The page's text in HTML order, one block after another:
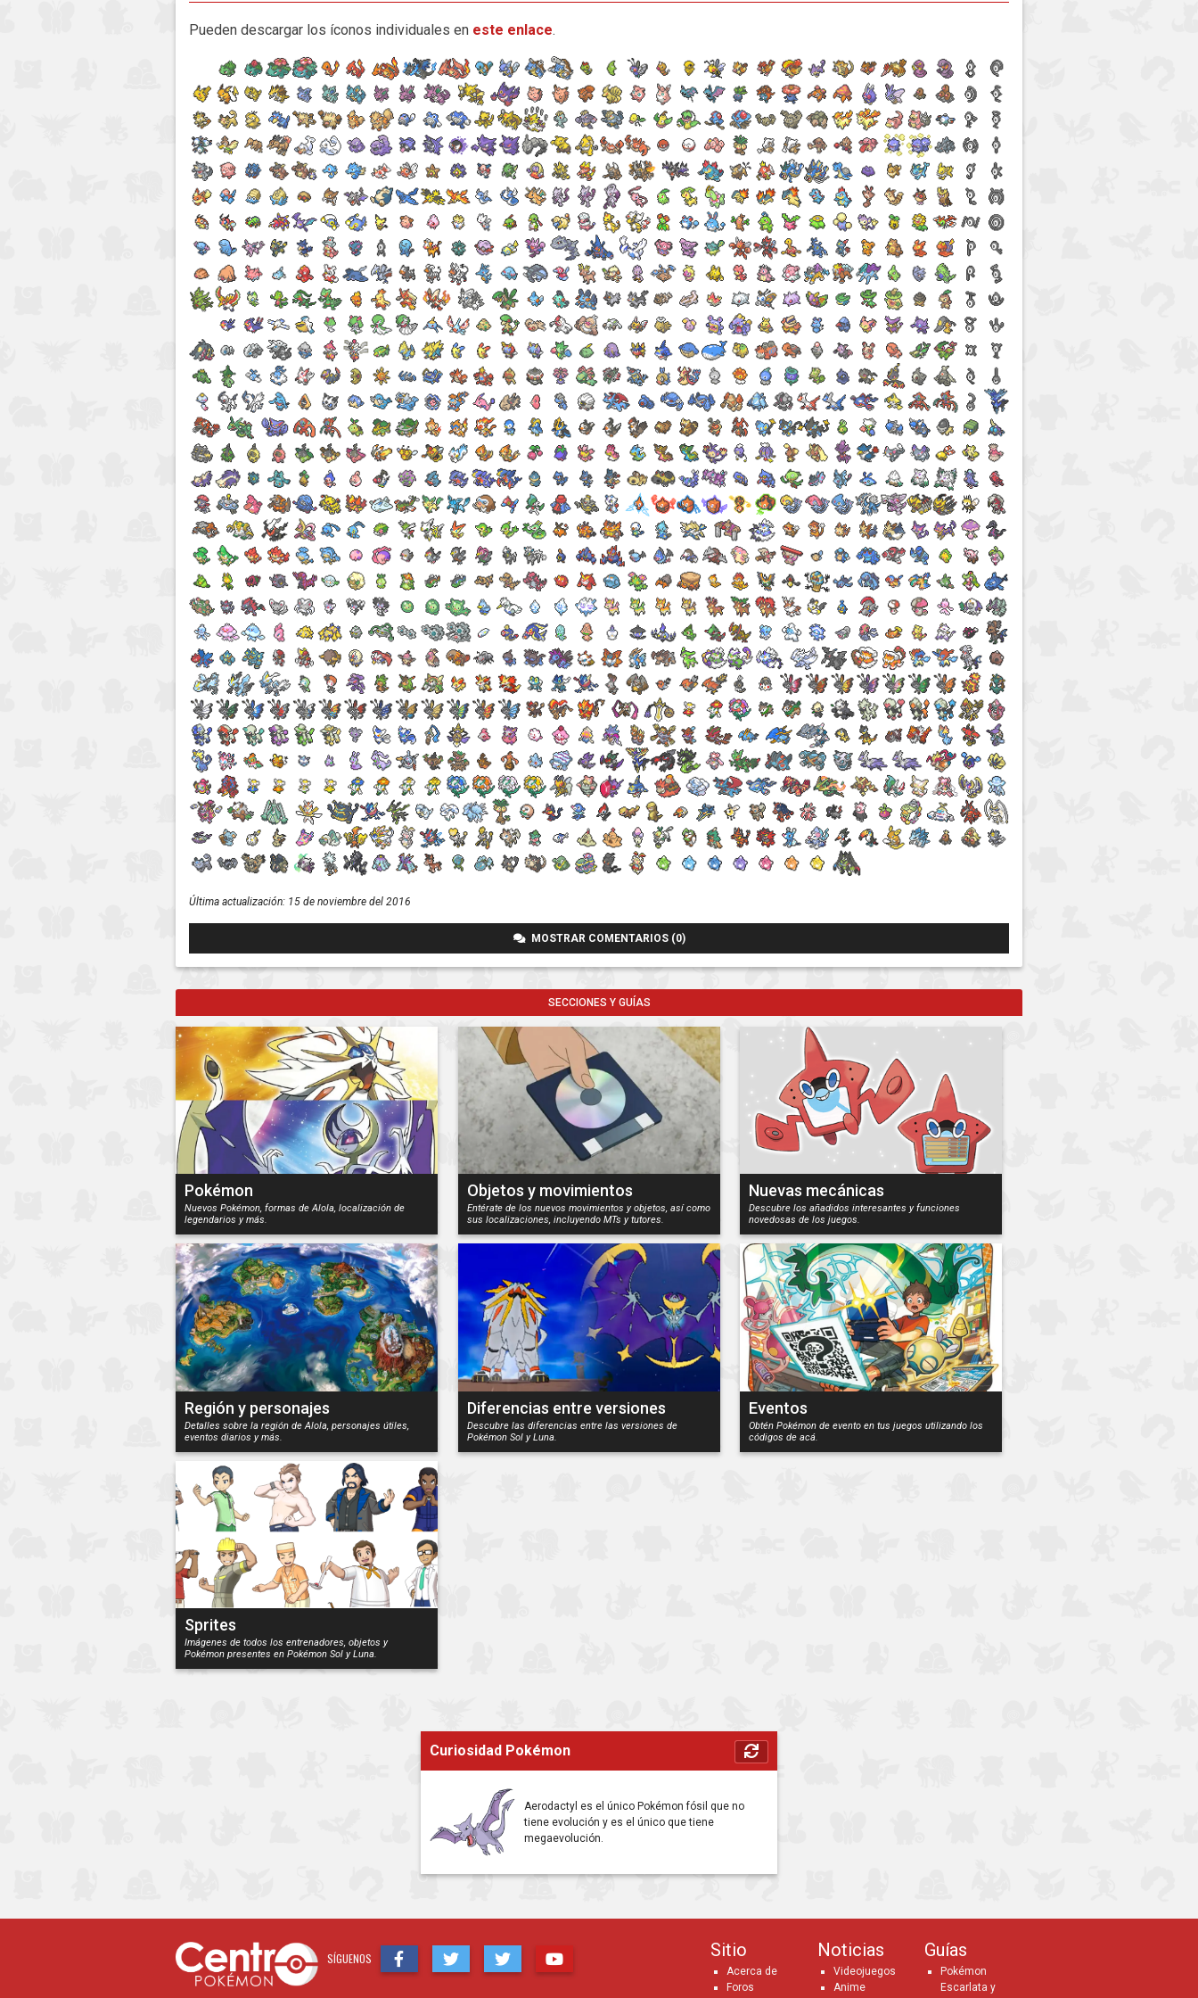
Pueden descargar los íconos individuales en este enlace.
Última actualización: 15 de noviembre del 2016
MOSTRAR COMENTARIOS (0)
SECCIONES Y GUÍAS
Pokémon
Nuevos Pokémon, formas de Alola, localización de
legendarios y más.
Objetos y movimientos
Entérate de los nuevos movimientos y objetos, así como
sus localizaciones, incluyendo MTs y tutores.
Nuevas mecánicas
Descubre los añadidos interesantes y funciones
novedosas de los juegos.
Región y personajes
Detalles sobre la región de Alola, personajes útiles,
eventos diarios y más.
Diferencias entre versiones
Descubre las diferencias entre las versiones de
Pokémon Sol y Luna.
Eventos
Obtén Pokémon de evento en tus juegos utilizando los
códigos de acá.
Sprites
Imágenes de todos los entrenadores, objetos y
Pokémon presentes en Pokémon Sol y Luna.
Curiosidad Pokémon
Aerodactyl es el único Pokémon fósil que no
tiene evolución y es el único que tiene
megaevolución.
SÍGUENOS Sitio
Acerca de
Foros
Noticias
Videojuegos
Anime
Guías
Pokémon
Escarlata y